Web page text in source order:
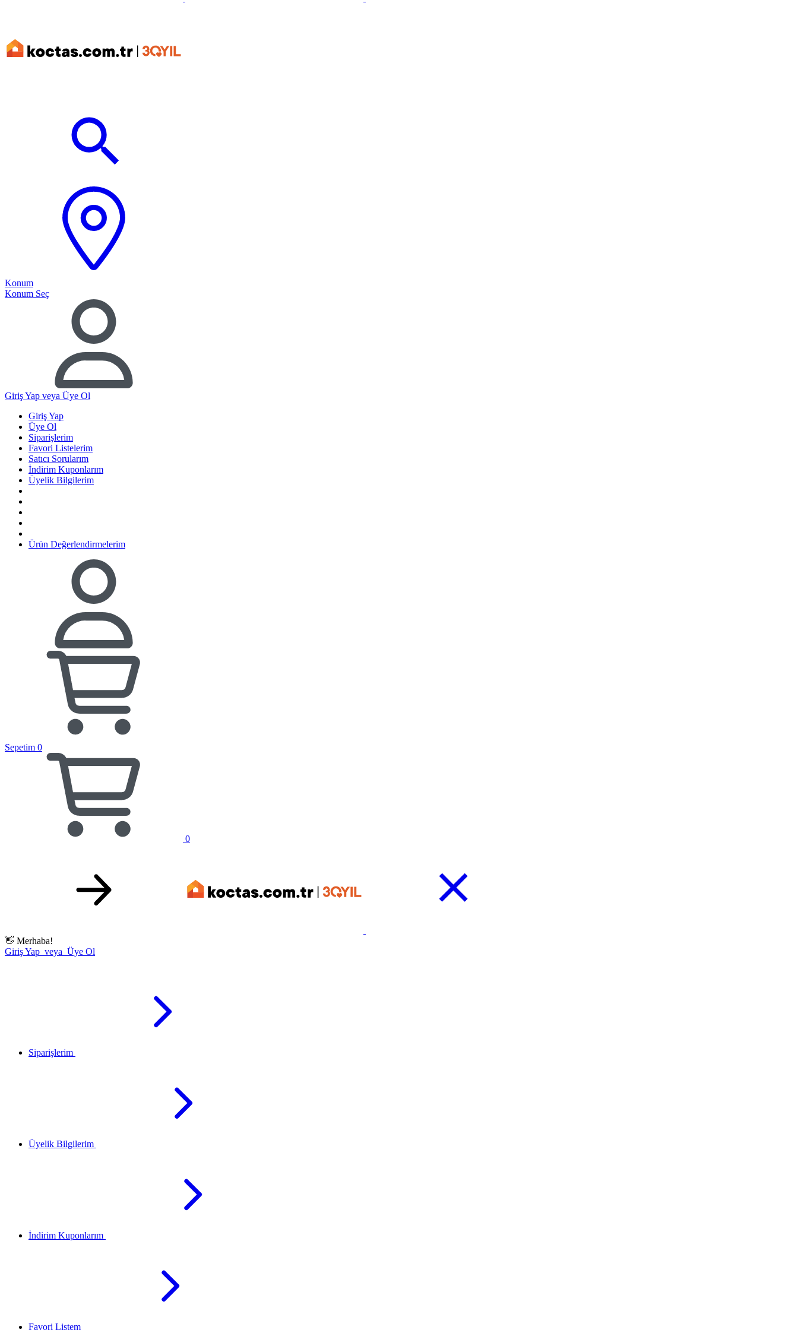
Konum
Konum Seç
Giriş Yap veya Üye Ol
Giriş Yap
Üye Ol
Siparişlerim
Favori Listelerim
Satıcı Sorularım
İndirim Kuponlarım
Üyelik Bilgilerim
Ürün Değerlendirmelerim
Sepetim 0
0
👋 Merhaba!
Giriş Yap veya Üye Ol
Siparişlerim
Üyelik Bilgilerim
İndirim Kuponlarım
Favori Listem